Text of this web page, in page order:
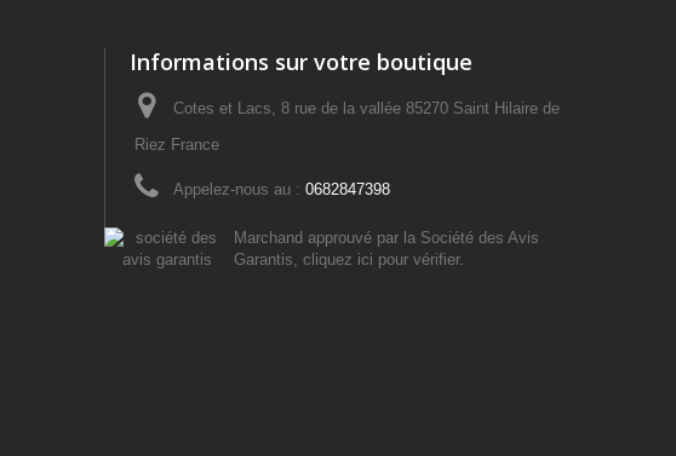
Informations sur votre boutique
Cotes et Lacs, 8 rue de la vallée 85270 Saint Hilaire de
Riez France
Appelez-nous au : 0682847398
Marchand approuvé par la Société des Avis
Garantis, cliquez ici pour vérifier.